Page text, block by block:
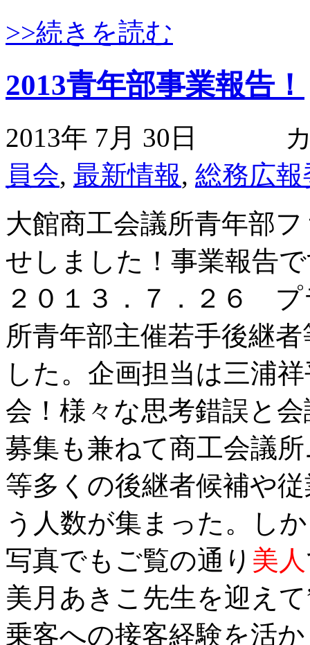
>>続きを読む
2013青年部事業報告！
2013年 7月 30日 カ
員会, 最新情報, 総務広
大館商工会議所青年部
せしました！事業報告
２０１３．７．２６ プ
所青年部主催若手後継
した。企画担当は三浦
会！様々な思考錯誤と
募集も兼ねて商工会議
等多くの後継者候補や
う人数が集まった。し
写真でもご覧の通り 美人
美月あきこ先生を迎え
乗客への接客経験を活